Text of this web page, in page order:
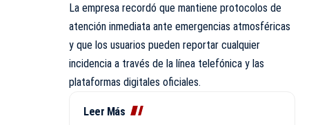
La empresa recordó que mantiene protocolos de
atención inmediata ante emergencias atmosféricas
y que los usuarios pueden reportar cualquier
incidencia a través de la línea telefónica y las
plataformas digitales oficiales.
Leer Más